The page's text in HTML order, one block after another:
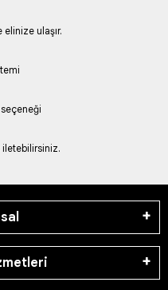
elinize ulaşır.
iletebilirsiniz.